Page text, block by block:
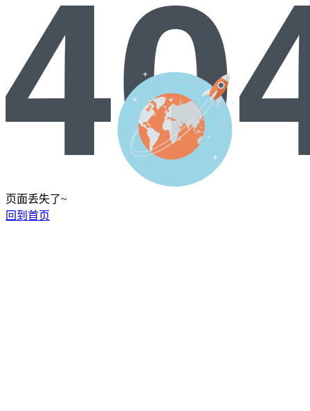
页面丢失了~
回到首页